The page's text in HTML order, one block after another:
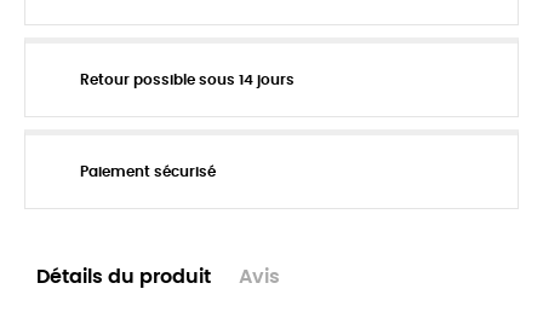
Retour possible sous 14 jours
Paiement sécurisé
Détails du produit Avis